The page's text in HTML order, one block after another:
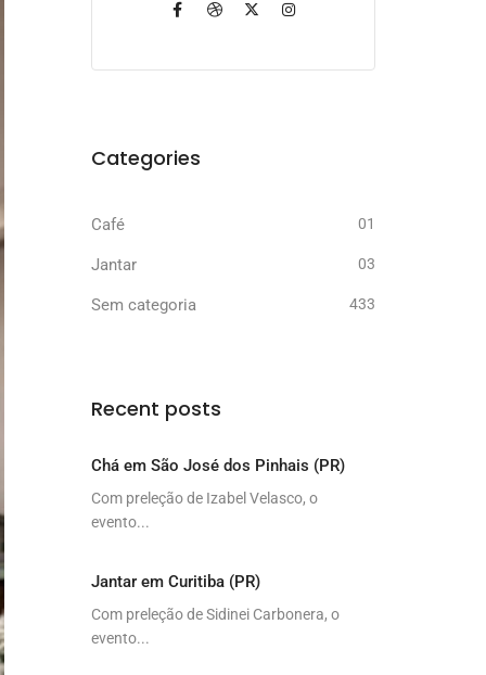
Categories
Café 01
Jantar 03
Sem categoria 433
Recent posts
Chá em São José dos Pinhais (PR)
Com preleção de Izabel Velasco, o
evento...
Jantar em Curitiba (PR)
Com preleção de Sidinei Carbonera, o
evento...